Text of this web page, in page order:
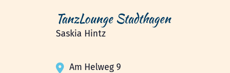
TanzLounge Stadthagen
Saskia Hintz
Am Helweg 9